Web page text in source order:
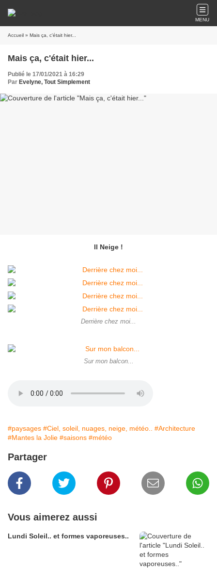
MENU
Accueil » Mais ça, c'était hier...
Mais ça, c'était hier...
Publié le 17/01/2021 à 16:29
Par Evelyne, Tout Simplement
Il Neige !
Derrière chez moi...
Sur mon balcon...
#paysages #Ciel, soleil, nuages, neige, météo..
#Architecture
#Mantes la Jolie #saisons #météo
Partager
Vous aimerez aussi
Lundi Soleil.. et formes vaporeuses..